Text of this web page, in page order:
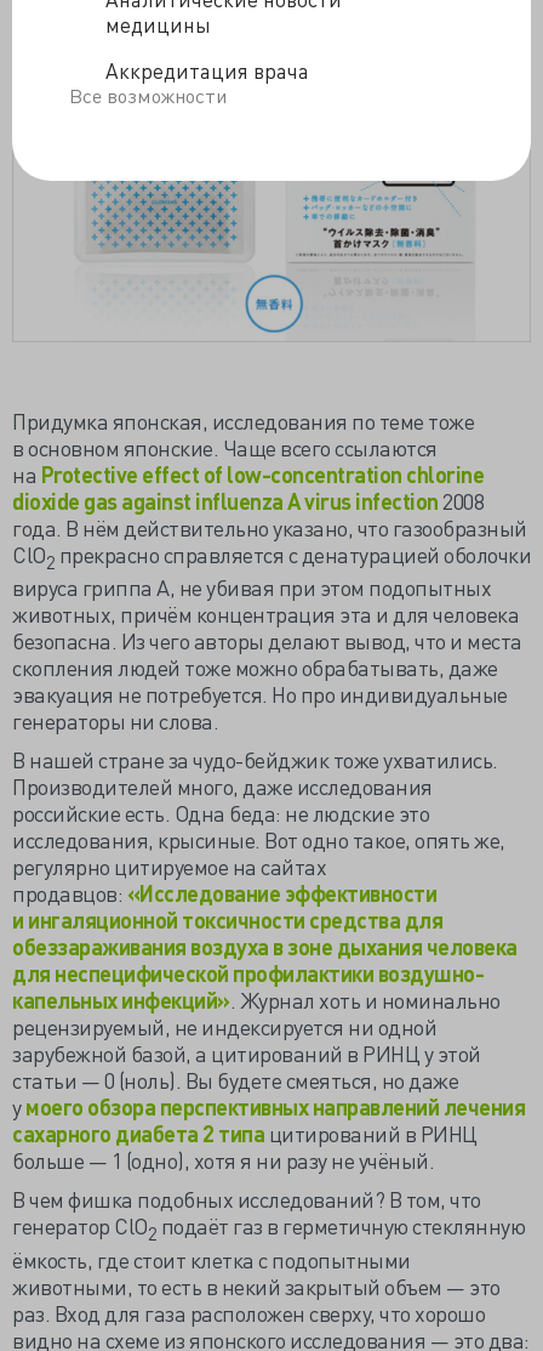
медицины
Аккредитация врача
Все возможности
Придумка японская, исследования по теме тоже
в основном японские. Чаще всего ссылаются
на Protective effect of low-concentration chlorine
dioxide gas against influenza A virus infection 2008
года. В нём действительно указано, что газообразный
ClO2 прекрасно справляется с денатурацией оболочки
вируса гриппа A, не убивая при этом подопытных
животных, причём концентрация эта и для человека
безопасна. Из чего авторы делают вывод, что и места
скопления людей тоже можно обрабатывать, даже
эвакуация не потребуется. Но про индивидуальные
генераторы ни слова.
В нашей стране за чудо-бейджик тоже ухватились.
Производителей много, даже исследования
российские есть. Одна беда: не людские это
исследования, крысиные. Вот одно такое, опять же,
регулярно цитируемое на сайтах
продавцов: «Исследование эффективности
и ингаляционной токсичности средства для
обеззараживания воздуха в зоне дыхания человека
для неспецифической профилактики воздушно-
капельных инфекций». Журнал хоть и номинально
рецензируемый, не индексируется ни одной
зарубежной базой, а цитирований в РИНЦ у этой
статьи — 0 (ноль). Вы будете смеяться, но даже
умоего обзора перспективных направлений лечения
сахарного диабета 2 типа цитирований в РИНЦ
больше — 1 (одно), хотя я ни разу не учёный.
В чем фишка подобных исследований? В том, что
генератор ClO2 подаёт газ в герметичную стеклянную
ёмкость, где стоит клетка с подопытными
животными, то есть в некий закрытый объем — это
раз. Вход для газа расположен сверху, что хорошо
видно на схеме из японского исследования — это два: